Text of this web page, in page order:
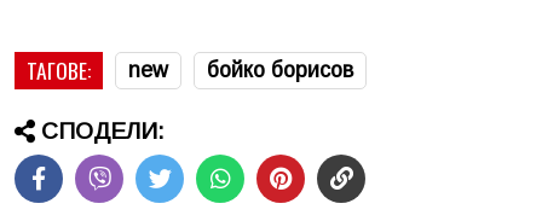
ТАГОВЕ: new бойко борисов
СПОДЕЛИ: